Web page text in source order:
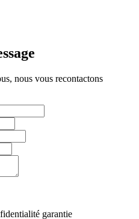
nous vous recontactons
garantie